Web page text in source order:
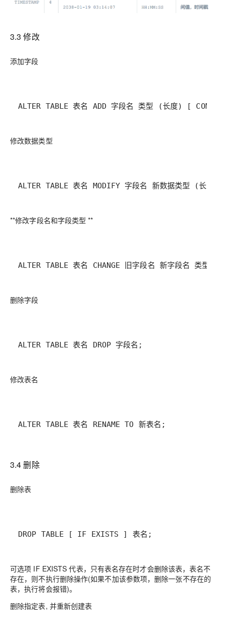
3.3 修改
添加字段
ALTER TABLE 表名 ADD 字段名 类型 (长度) [
修改数据类型
ALTER TABLE 表名 MODIFY 字段名 新数据类型 (长度);
**修改字段名和字段类型 **
ALTER TABLE 表名 CHANGE 旧字段名 新字段名 类
删除字段
ALTER TABLE 表名 DROP 字段名;
修改表名
ALTER TABLE 表名 RENAME TO 新表名;
3.4 删除
删除表
DROP TABLE [ IF EXISTS ] 表名;
可选项 IF EXISTS 代表，只有表名存在时才会删除该表，表名不
存在，则不执行删除操作(如果不加该参数项，删除一张不存在的
表，执行将会报错)。
删除指定表, 并重新创建表